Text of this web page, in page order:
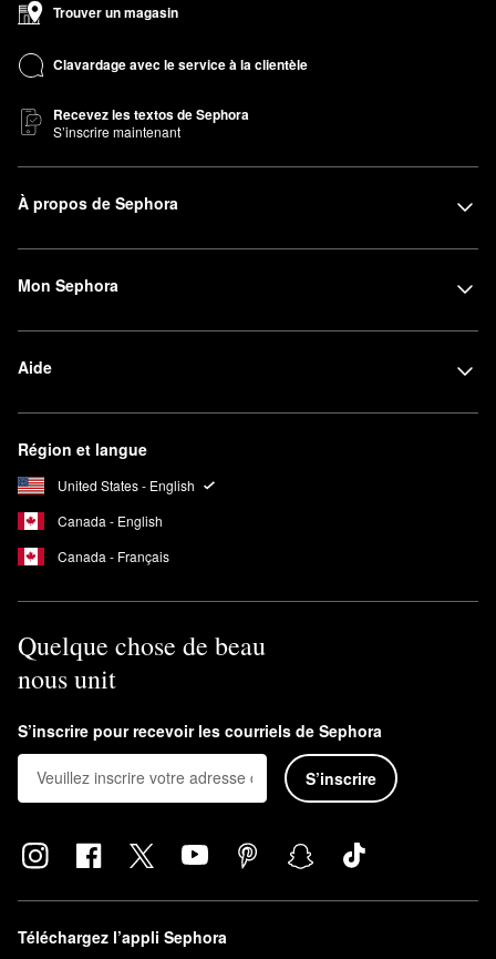
Trouver un magasin
Clavardage avec le service à la clientèle
Recevez les textos de Sephora
S’inscrire maintenant
À propos de Sephora
Mon Sephora
Aide
Région et langue
United States - English
Canada - English
Canada - Français
Quelque chose de beau
nous unit
S’inscrire pour recevoir les courriels de Sephora
S’inscrire
Téléchargez l’appli Sephora